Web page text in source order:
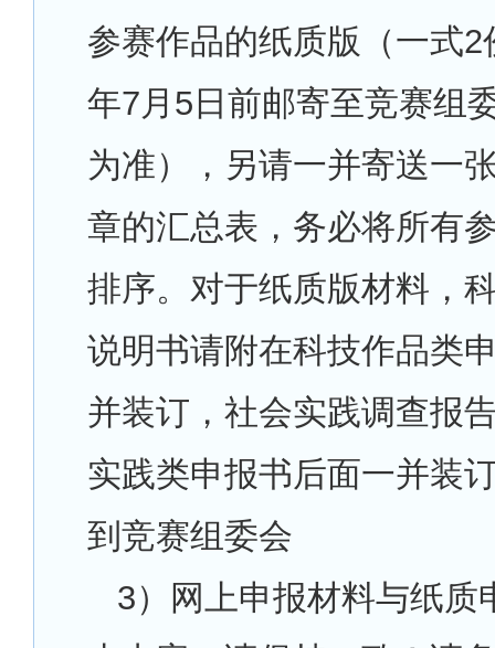
参赛作品的纸质版（一式2
年7月5日前邮寄至竞赛组
为准），另请一并寄送一
章的汇总表，务必将所有
排序。对于纸质版材料，
说明书请附在科技作品类
并装订，社会实践调查报
实践类申报书后面一并装
到竞赛组委会
3）网上申报材料与纸质